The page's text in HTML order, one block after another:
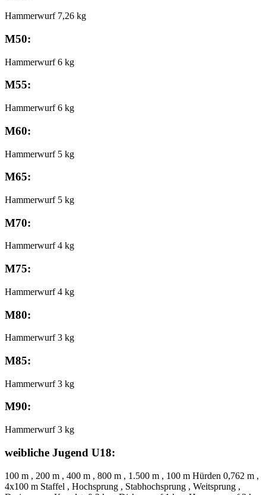
Hammerwurf 7,26 kg
M50:
Hammerwurf 6 kg
M55:
Hammerwurf 6 kg
M60:
Hammerwurf 5 kg
M65:
Hammerwurf 5 kg
M70:
Hammerwurf 4 kg
M75:
Hammerwurf 4 kg
M80:
Hammerwurf 3 kg
M85:
Hammerwurf 3 kg
M90:
Hammerwurf 3 kg
weibliche Jugend U18:
100 m , 200 m , 400 m , 800 m , 1.500 m , 100 m Hürden 0,762 m ,
4x100 m Staffel , Hochsprung , Stabhochsprung , Weitsprung ,